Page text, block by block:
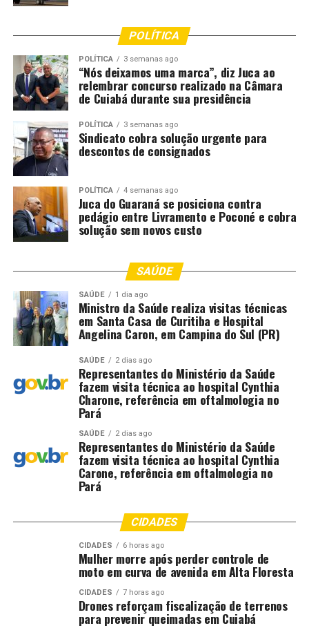
POLÍTICA
POLÍTICA 3 semanas ago
“Nós deixamos uma marca”, diz Juca ao
relembrar concurso realizado na Câmara
de Cuiabá durante sua presidência
POLÍTICA 3 semanas ago
Sindicato cobra solução urgente para
descontos de consignados
POLÍTICA 4 semanas ago
Juca do Guaraná se posiciona contra
pedágio entre Livramento e Poconé e cobra
solução sem novos custo
SAÚDE
SAÚDE 1 dia ago
Ministro da Saúde realiza visitas técnicas
em Santa Casa de Curitiba e Hospital
Angelina Caron, em Campina do Sul (PR)
SAÚDE 2 dias ago
Representantes do Ministério da Saúde
fazem visita técnica ao hospital Cynthia
Charone, referência em oftalmologia no
Pará
SAÚDE 2 dias ago
Representantes do Ministério da Saúde
fazem visita técnica ao hospital Cynthia
Carone, referência em oftalmologia no
Pará
CIDADES
CIDADES 6 horas ago
Mulher morre após perder controle de
moto em curva de avenida em Alta Floresta
CIDADES 7 horas ago
Drones reforçam fiscalização de terrenos
para prevenir queimadas em Cuiabá